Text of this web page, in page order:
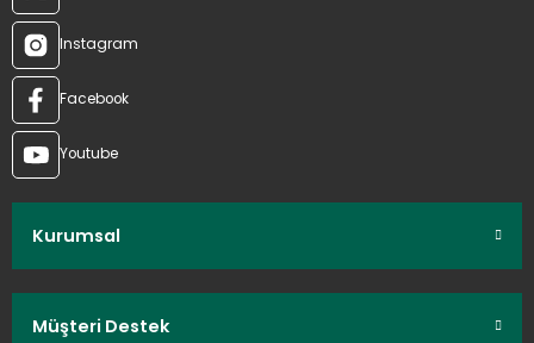
Instagram
Facebook
Youtube
Kurumsal
Müşteri Destek